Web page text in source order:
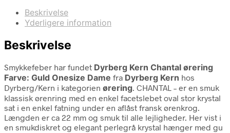
Beskrivelse
Yderligere information
Beskrivelse
Smykkefeber har fundet Dyrberg Kern Chantal ørering
Farve: Guld Onesize Dame fra Dyrberg Kern hos
Dyrberg/Kern i kategorien ørering. CHANTAL – er en smuk
klassisk ørenring med en enkel facetslebet oval stor krystal
sat i en enkel fatning under en aflåst fransk ørenkrog.
Længden er ca 22 mm og smuk til alle lejligheder. Her vist i
en smukdiskret og elegant perlegrå krystal hænger med gu